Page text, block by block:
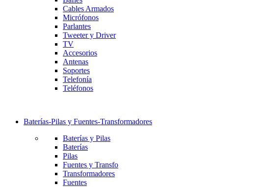
Cables Armados
Micrófonos
Parlantes
Tweeter y Driver
TV
Accesorios
Antenas
Soportes
Telefonía
Teléfonos
Baterías-Pilas y Fuentes-Transformadores
Baterías y Pilas
Baterías
Pilas
Fuentes y Transfo
Transformadores
Fuentes